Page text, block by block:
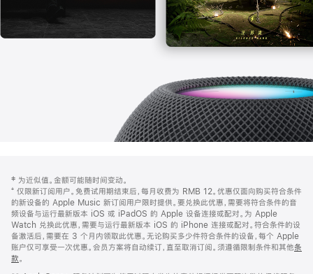
页
页
脚
注
‡ 为近似值。金额可能随时间变动。
⁺ 仅限新订阅用户。免费试用期结束后，每月收费为 RMB 12。优惠仅面向购买符合条件
的新设备的 Apple Music 新订阅用户限时提供。要兑换此优惠，需要将符合条件的音
频设备与运行最新版本 iOS 或 iPadOS 的 Apple 设备连接或配对。为 Apple
Watch 兑换此优惠，需要与运行最新版本 iOS 的 iPhone 连接或配对。符合条件的设
备激活后，需要在 3 个月内领取此优惠。无论购买多少件符合条件的设备，每个 Apple
账户仅可享受一次优惠。会员方案将自动续订，直至取消订阅。须遵循限制条件和其他条
款。